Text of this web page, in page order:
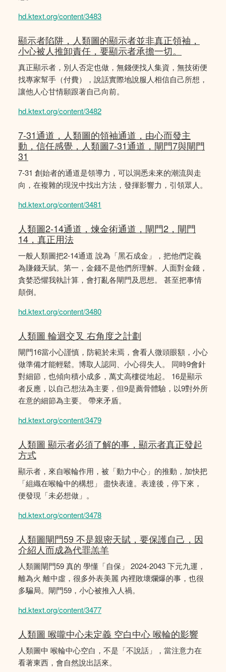
hd.ktext.org/content/3483
顯示者陷阱，人類圖的顯示者並非真正領袖，
小心被人推卸責任，要顯示者承擔一切。
真正顯示者，別人否定也做，無錢便找人集資，無技術便
找專家幫手（付費），說話實際地說服人相信自己所想，
讓他人心甘情願跟著自己向前。
hd.ktext.org/content/3482
7-31通道，人類圖的領袖通道，由心而發主
動，信任感覺，人類圖7-31通道，閘門7與閘門
31
7-31 創始者的通道是領導力，可以洞悉未來的潮流與走
向，在複雜的現況中找出方法，發揮影響力，引領眾人。
hd.ktext.org/content/3481
人類圖2-14通道，煉金術通道，閘門2，閘門
14，真正用法
一般人類圖把2-14通道 說為「黑石成金」，把他們定義
為賺錢天賦。第一，金錢不是他們所理解。人面對金錢，
貪婪恐懼我執計算，會打亂各閘門及思想。 甚至把事情
顛倒。
hd.ktext.org/content/3480
人類圖 輪迴交叉 右角度之計劃
閘門16當小心謹慎，防範於未焉，會看人微頭眼額，小心
做準備才能輕鬆。博取人認同、小心得失人。 同時9會針
對細節，也傾向積小成多，萬丈高樓從地起。 16是顯示
者反應，以自己想法為主要，但9是薦骨體驗，以9對外所
在意的細節為主要。 帶來矛盾。
hd.ktext.org/content/3479
人類圖 顯示者必須了解的事，顯示者真正發起
方式
顯示者，來自喉輪作用，被「動力中心」的推動，加快把
「組織在喉輪中的構想」 盡快表達。表達後，停下來，
便發現「未必想做」。
hd.ktext.org/content/3478
人類圖閘門59 不是親密天賦，要保護自己，因
介紹人而成為代罪羔羊
人類圖閘門59 真的 學懂「自保」 2024-2043 下元九運，
離為火 離中虛，很多外表美麗 內裡敗壞爛爆的事，也很
多騙局。閘門59，小心被推入人禍。
hd.ktext.org/content/3477
人類圖 喉嚨中心未定義 空白中心 喉輪的影響
人類圖中 喉輪中心空白，不是「不說話」，當注意力在
看著東西，會自然說出話來。